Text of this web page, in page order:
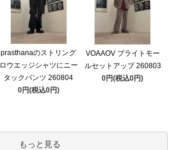
prasthanaのストリング
ロウエッジシャツにニー
タックパンツ 260804
0円(税込0円)
VOAAOV ブライトモー
ルセットアップ 260803
0円(税込0円)
もっと見る